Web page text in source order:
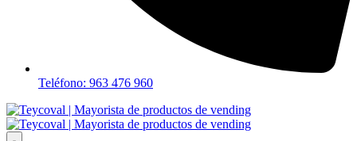
Teléfono: 963 476 960